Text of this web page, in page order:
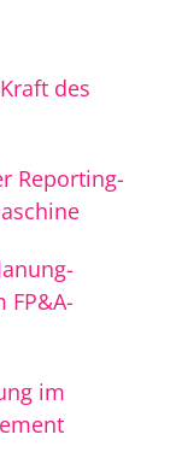
des
Reporting-
FP&A-
im